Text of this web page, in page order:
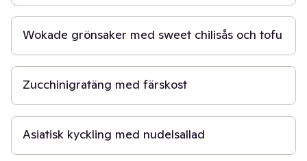
30 min
Wokade grönsaker med sweet chilisås och tofu
1 t
Zucchinigratäng med färskost
30 min
Asiatisk kyckling med nudelsallad
40 min